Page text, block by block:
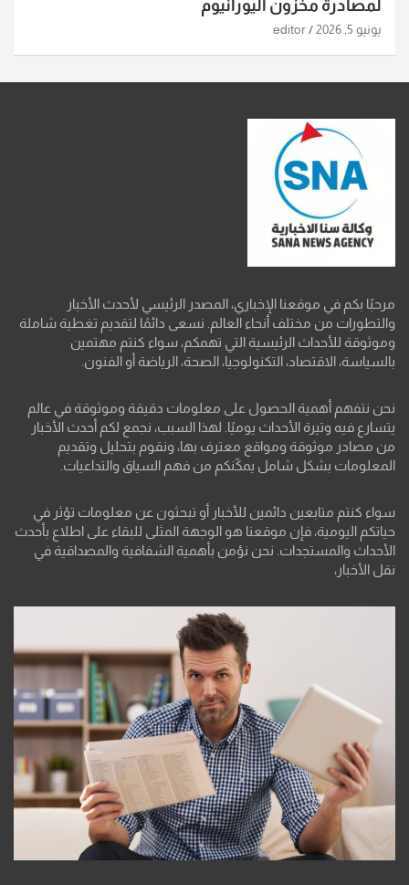
لمصادرة مخزون اليورانيوم
يونيو 5, 2026 editor
مرحبًا بكم في موقعنا الإخباري، المصدر الرئيسي لأحدث الأخبار
والتطورات من مختلف أنحاء العالم. نسعى دائمًا لتقديم تغطية شاملة
وموثوقة للأحداث الرئيسية التي تهمكم، سواء كنتم مهتمين
بالسياسة، الاقتصاد، التكنولوجيا، الصحة، الرياضة أو الفنون.
نحن نتفهم أهمية الحصول على معلومات دقيقة وموثوقة في عالم
يتسارع فيه وتيرة الأحداث يوميًا. لهذا السبب، نجمع لكم أحدث الأخبار
من مصادر موثوقة ومواقع معترف بها، ونقوم بتحليل وتقديم
المعلومات بشكل شامل يمكّنكم من فهم السياق والتداعيات.
سواء كنتم متابعين دائمين للأخبار أو تبحثون عن معلومات تؤثر في
حياتكم اليومية، فإن موقعنا هو الوجهة المثلى للبقاء على اطلاع بأحدث
الأحداث والمستجدات. نحن نؤمن بأهمية الشفافية والمصداقية في
نقل الأخبار،